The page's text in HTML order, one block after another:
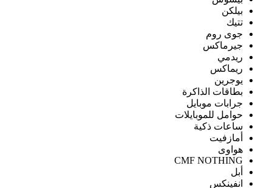
بيلكن
تتيك
جوى روم
جيرماكس
ريدمي
ريماكس
يوجرين
بطاقات الذاكرة
جرابات موبايل
حوامل للموبايلات
ساعات ذكية
أمازفيت
هواوى
CMF NOTHING
أبل
انفينكس